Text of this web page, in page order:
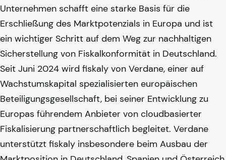
Unternehmen schafft eine starke Basis für die
Erschließung des Marktpotenzials in Europa und ist
ein wichtiger Schritt auf dem Weg zur nachhaltigen
Sicherstellung von Fiskalkonformität in Deutschland.
Seit Juni 2024 wird fiskaly von Verdane, einer auf
Wachstumskapital spezialisierten europäischen
Beteiligungsgesellschaft, bei seiner Entwicklung zu
Europas führendem Anbieter von cloudbasierter
Fiskalisierung partnerschaftlich begleitet. Verdane
unterstützt fiskaly insbesondere beim Ausbau der